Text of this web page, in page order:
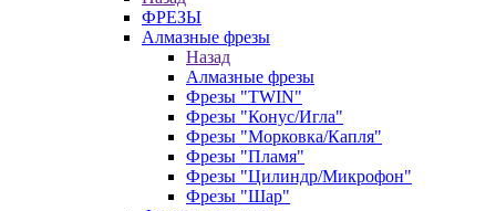
ФРЕЗЫ
Алмазные фрезы
Назад
Алмазные фрезы
Фрезы "TWIN"
Фрезы "Конус/Игла"
Фрезы "Морковка/Капля"
Фрезы "Пламя"
Фрезы "Цилиндр/Микрофон"
Фрезы "Шар"